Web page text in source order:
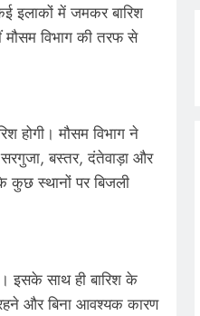
इलाकों में जमकर बारिश
मौसम विभाग की तरफ से
होगी। मौसम विभाग ने
सरगुजा, बस्तर, दंतेवाड़ा और
कुछ स्थानों पर बिजली
इसके साथ ही बारिश के
और बिना आवश्यक कारण